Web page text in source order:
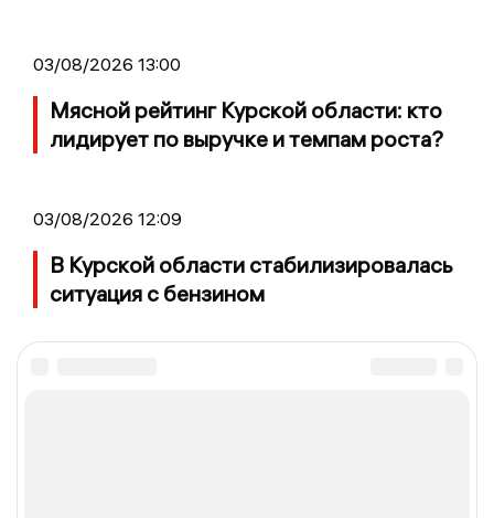
03/08/2026 13:00
Мясной рейтинг Курской области: кто
лидирует по выручке и темпам роста?
03/08/2026 12:09
В Курской области стабилизировалась
ситуация с бензином